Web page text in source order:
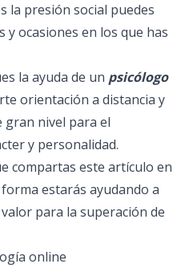
la presión social puedes
ocasiones en los que has
la ayuda de un psicólogo
orientación a distancia y
gran nivel para el
y personalidad.
compartas este artículo en
estarás ayudando a
para la superación de
online